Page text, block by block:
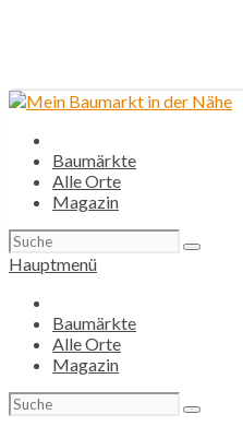
Baumärkte
Alle Orte
Magazin
Suchen
nach:
Hauptmenü
Baumärkte
Alle Orte
Magazin
Suchen
nach: